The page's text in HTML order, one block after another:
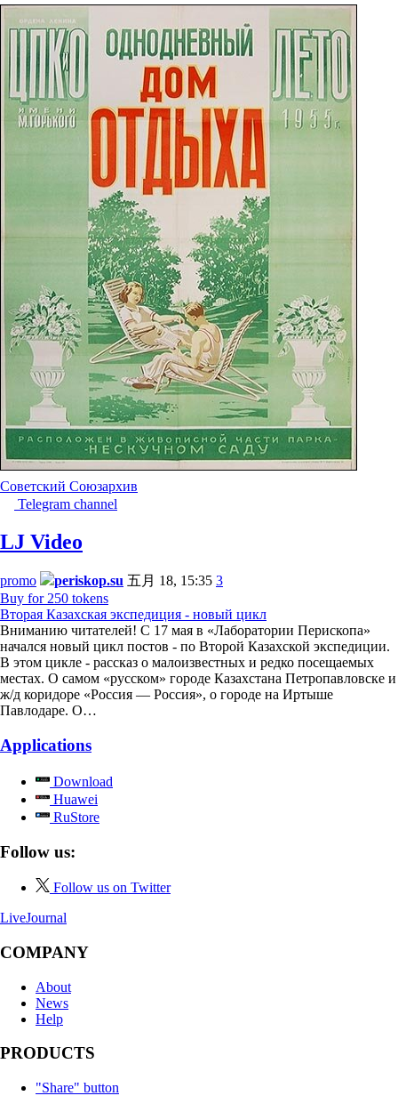
Советский Союзархив
Telegram channel
LJ Video
promo periskop.su 五月 18, 15:35 3
Buy for 250 tokens
Вторая Казахская экспедиция - новый цикл
Вниманию читателей! С 17 мая в «Лаборатории Перископа»
начался новый цикл постов - по Второй Казахской экспедиции.
В этом цикле - рассказ о малоизвестных и редко посещаемых
местах. О самом «русском» городе Казахстана Петропавловске и
ж/д коридоре «Россия — Россия», о городе на Иртыше
Павлодаре. О…
Applications
Download
Huawei
RuStore
Follow us:
Follow us on Twitter
LiveJournal
COMPANY
About
News
Help
PRODUCTS
"Share" button